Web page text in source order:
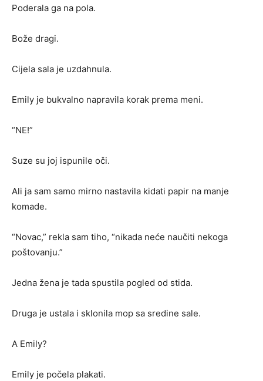
Poderala ga na pola.
Bože dragi.
Cijela sala je uzdahnula.
Emily je bukvalno napravila korak prema meni.
“NE!”
Suze su joj ispunile oči.
Ali ja sam samo mirno nastavila kidati papir na manje
komade.
“Novac,” rekla sam tiho, “nikada neće naučiti nekoga
poštovanju.”
Jedna žena je tada spustila pogled od stida.
Druga je ustala i sklonila mop sa sredine sale.
A Emily?
Emily je počela plakati.